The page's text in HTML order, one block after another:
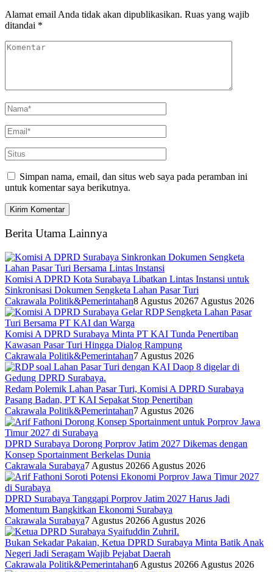
Alamat email Anda tidak akan dipublikasikan. Ruas yang wajib
ditandai *
Simpan nama, email, dan situs web saya pada peramban ini
untuk komentar saya berikutnya.
Berita Utama Lainnya
Komisi A DPRD Kota Surabaya Libatkan Lintas Instansi untuk
Sinkronisasi Dokumen Sengketa Lahan Pasar Turi
Cakrawala Politik&Pemerintahan8 Agustus 20267 Agustus 2026
Komisi A DPRD Surabaya Minta PT KAI Tunda Penertiban
Kawasan Pasar Turi Hingga Dialog Rampung
Cakrawala Politik&Pemerintahan7 Agustus 2026
Redam Polemik Lahan Pasar Turi, Komisi A DPRD Surabaya
Pasang Badan, PT KAI Sepakat Stop Penertiban
Cakrawala Politik&Pemerintahan7 Agustus 2026
DPRD Surabaya Dorong Porprov Jatim 2027 Dikemas dengan
Konsep Sportainment Berkelas Dunia
Cakrawala Surabaya7 Agustus 20266 Agustus 2026
DPRD Surabaya Tanggapi Porprov Jatim 2027 Harus Jadi
Momentum Bangkitkan Ekonomi Surabaya
Cakrawala Surabaya7 Agustus 20266 Agustus 2026
Bukan Sekadar Pakaian, Ketua DPRD Surabaya Minta Batik Anak
Negeri Jadi Seragam Wajib Pejabat Daerah
Cakrawala Politik&Pemerintahan6 Agustus 20266 Agustus 2026